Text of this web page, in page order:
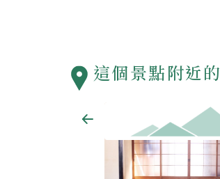
這個景點附近
農家民泊 觀音山水果花園
ルーツガーデン）